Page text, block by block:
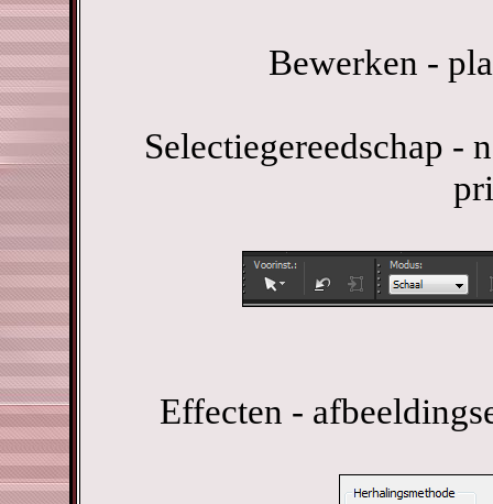
Bewerken -
Selectiegereedschap -
Effecten -